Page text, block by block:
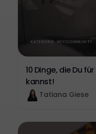
10 Dinge, die Du
kannst!
Tatiana Giese